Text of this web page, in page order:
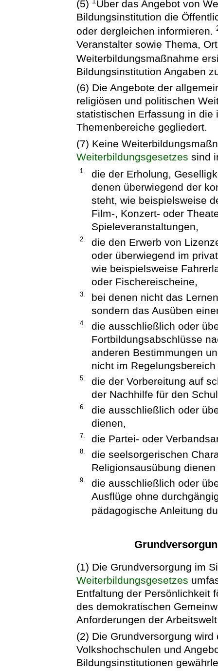
(5)
Über das Angebot von
Bildungsinstitution die
oder dergleichen informieren.
Veranstalter sowie Thema,
Weiterbildungsmaßnahme
Bildungsinstitution Angaben
(6) Die Angebote der
religiösen und politischen
statistischen Erfassung in die
Themenbereiche gegliedert.
(7) Keine
Weiterbildungsgesetzes sind
1.
die der Erholung,
denen überwiegend der
steht, wie beispielsweise
Film-, Konzert- oder
Spieleveranstaltungen,
2.
die den Erwerb von
oder überwiegend im
wie beispielsweise
oder Fischereischeine,
3.
bei denen nicht das
sondern das Ausüben
4.
die ausschließlich oder
Fortbildungsabschlüsse
anderen Bestimmungen
nicht im
5.
die der Vorbereitung auf
der Nachhilfe für den
6.
die ausschließlich oder
dienen,
7. die Partei- oder
8.
die seelsorgerischen
Religionsausübung dienen
9.
die ausschließlich oder
Ausflüge ohne
pädagogische Anleitung
(1) Die Grundversorgung im
Weiterbildungsgesetzes
Entfaltung der Persönlichkeit
des demokratischen
Anforderungen der
(2) Die Grundversorgung
Volkshochschulen und
Bildungsinstitutionen